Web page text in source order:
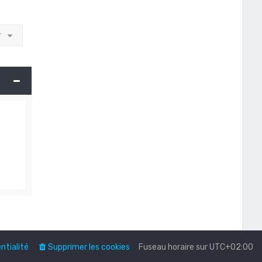
Fuseau horaire surUTC+02:00
Supprimer les cookies